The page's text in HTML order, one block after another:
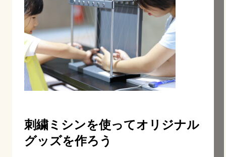
刺繍ミシンを使ってオリジナル
グッズを作ろう